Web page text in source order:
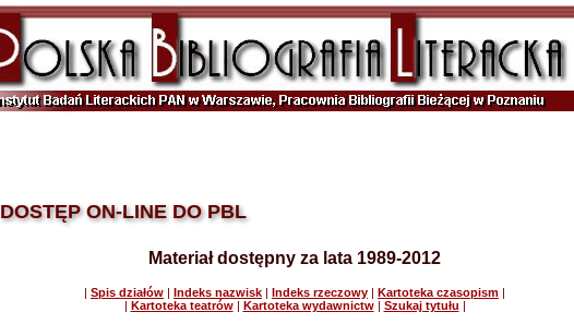
DOSTĘP ON-LINE DO PBL
Materiał dostępny za lata 1989-2012
| Spis działów | Indeks nazwisk | Indeks rzeczowy | Kartoteka czasopism |
| Kartoteka teatrów| Kartoteka wydawnictw| Szukaj tytułu |